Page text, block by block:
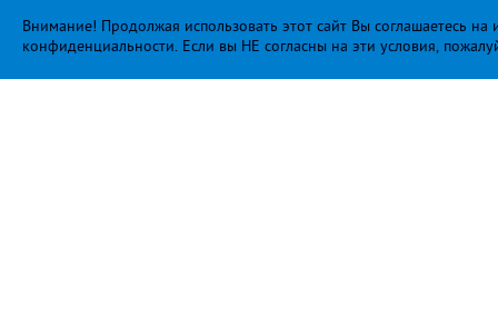
Внимание! Продолжая использовать этот сайт Вы соглашаетесь
конфиденциальности. Если вы НЕ согласны на эти условия,